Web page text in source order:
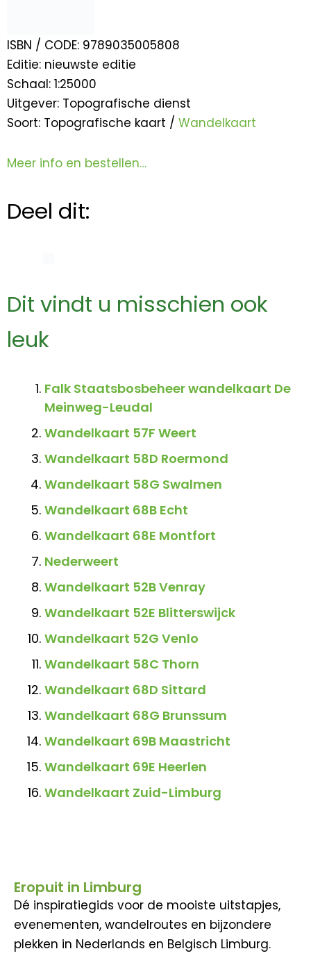
ISBN / CODE: 9789035005808
Editie: nieuwste editie
Schaal: 1:25000
Uitgever: Topografische dienst
Soort: Topografische kaart / Wandelkaart
Meer info en bestellen…
Deel dit:
Dit vindt u misschien ook
leuk
Falk Staatsbosbeheer wandelkaart De
Meinweg-Leudal
Wandelkaart 57F Weert
Wandelkaart 58D Roermond
Wandelkaart 58G Swalmen
Wandelkaart 68B Echt
Wandelkaart 68E Montfort
Nederweert
Wandelkaart 52B Venray
Wandelkaart 52E Blitterswijck
Wandelkaart 52G Venlo
Wandelkaart 58C Thorn
Wandelkaart 68D Sittard
Wandelkaart 68G Brunssum
Wandelkaart 69B Maastricht
Wandelkaart 69E Heerlen
Wandelkaart Zuid-Limburg
Eropuit in Limburg
Dé inspiratiegids voor de mooiste uitstapjes,
evenementen, wandelroutes en bijzondere
plekken in Nederlands en Belgisch Limburg.